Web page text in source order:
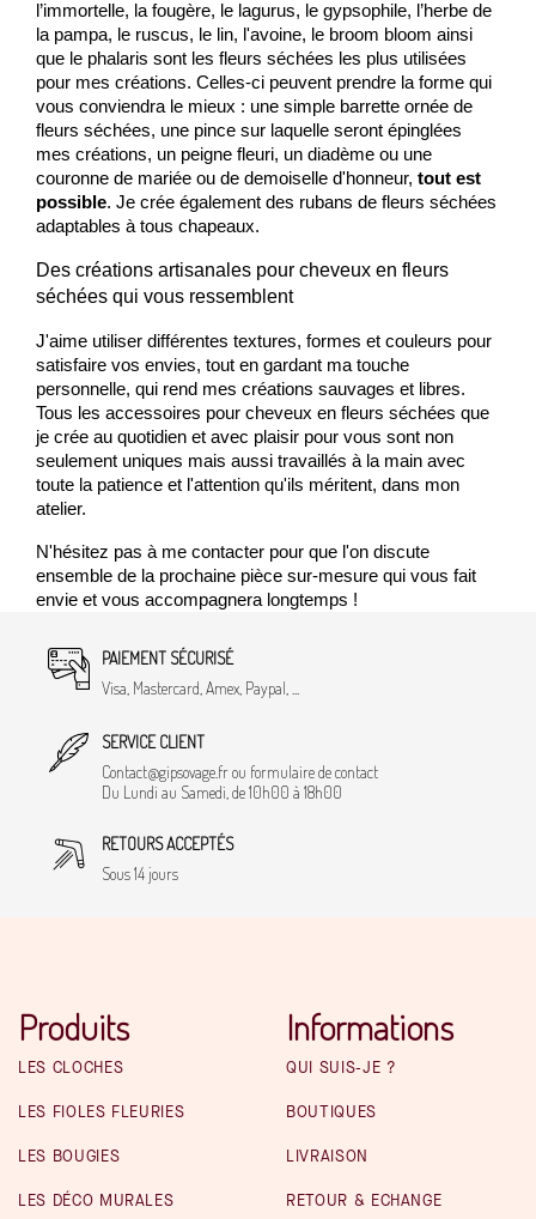
l’immortelle, la fougère, le lagurus, le gypsophile, l’herbe de
la pampa, le ruscus, le lin, l'avoine, le broom bloom ainsi
que le phalaris sont les fleurs séchées les plus utilisées
pour mes créations. Celles-ci peuvent prendre la forme qui
vous conviendra le mieux : une simple barrette ornée de
fleurs séchées, une pince sur laquelle seront épinglées
mes créations, un peigne fleuri, un diadème ou une
couronne de mariée ou de demoiselle d'honneur, tout est
possible. Je crée également des rubans de fleurs séchées
adaptables à tous chapeaux.
Des créations artisanales pour cheveux en fleurs
séchées qui vous ressemblent
J'aime utiliser différentes textures, formes et couleurs pour
satisfaire vos envies, tout en gardant ma touche
personnelle, qui rend mes créations sauvages et libres.
Tous les accessoires pour cheveux en fleurs séchées que
je crée au quotidien et avec plaisir pour vous sont non
seulement uniques mais aussi travaillés à la main avec
toute la patience et l'attention qu'ils méritent, dans mon
atelier.
N'hésitez pas à me contacter pour que l'on discute
ensemble de la prochaine pièce sur-mesure qui vous fait
envie et vous accompagnera longtemps !
PAIEMENT SÉCURISÉ
Visa, Mastercard, Amex, Paypal, ...
SERVICE CLIENT
Contact@gipsovage.fr ou formulaire de contact
Du Lundi au Samedi, de 10h00 à 18h00
RETOURS ACCEPTÉS
Sous 14 jours
Produits
LES CLOCHES
LES FIOLES FLEURIES
LES BOUGIES
LES DÉCO MURALES
Informations
QUI SUIS-JE ?
BOUTIQUES
LIVRAISON
RETOUR & ECHANGE